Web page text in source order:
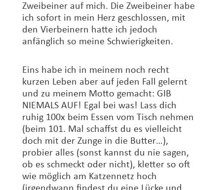
Zweibeiner auf mich. Die Zweibeiner habe
ich sofort in mein Herz geschlossen, mit
den Vierbeinern hatte ich jedoch
anfänglich so meine Schwierigkeiten.
Eins habe ich in meinem noch recht
kurzen Leben aber auf jeden Fall gelernt
und zu meinem Motto gemacht: GIB
NIEMALS AUF! Egal bei was! Lass dich
ruhig 100x beim Essen vom Tisch nehmen
(beim 101. Mal schaffst du es vielleicht
doch mit der Zunge in die Butter…),
probier alles (sonst kannst du nie sagen,
ob es schmeckt oder nicht), kletter so oft
wie möglich am Katzennetz hoch